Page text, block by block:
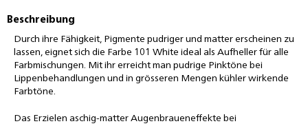
Beschreibung
Durch ihre Fähigkeit, Pigmente pudriger und matter erscheinen zu
lassen, eignet sich die Farbe 101 White ideal als Aufheller für alle
Farbmischungen. Mit ihr erreicht man pudrige Pinktöne bei
Lippenbehandlungen und in grösseren Mengen kühler wirkende
Farbtöne.
Das Erzielen aschig-matter Augenbraueneffekte bei